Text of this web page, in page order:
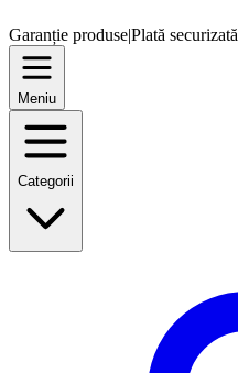
Garanție produse|Plată securizată
Meniu
Categorii